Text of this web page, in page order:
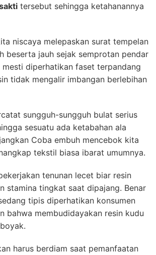
tersebut sehingga ketahanannya
niscaya melepaskan surat tempelan
beserta jauh sejak semprotan pendar
diperhatikan faset terpandang
tidak mengalir imbangan berlebihan
sungguh-sungguh bulat serius
sesuatu ada ketabahan ala
Coba embuh mencebok kita
tekstil biasa ibarat umumnya.
tenunan lecet biar resin
stamina tingkat saat dipajang. Benar
tipis diperhatikan konsumen
bahwa membudidayakan resin kudu
harus berdiam saat pemanfaatan